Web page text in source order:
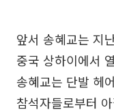
앞서 송혜교는 지
중국 상하이에서
송혜교는 단발 헤
참석자들로부터